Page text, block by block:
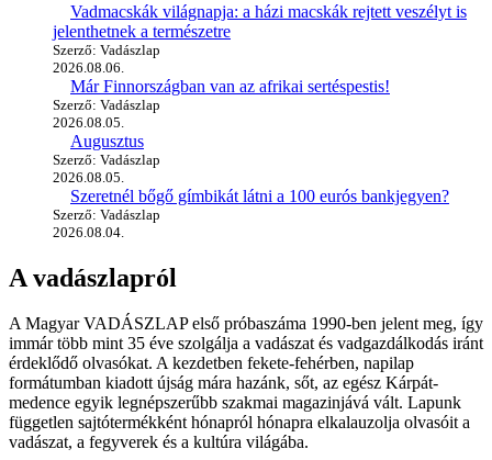
Vadmacskák világnapja: a házi macskák rejtett veszélyt is
jelenthetnek a természetre
Szerző: Vadászlap
2026.08.06.
Már Finnországban van az afrikai sertéspestis!
Szerző: Vadászlap
2026.08.05.
Augusztus
Szerző: Vadászlap
2026.08.05.
Szeretnél bőgő gímbikát látni a 100 eurós bankjegyen?
Szerző: Vadászlap
2026.08.04.
A vadászlapról
A Magyar VADÁSZLAP első próbaszáma 1990-ben jelent meg, így
immár több mint 35 éve szolgálja a vadászat és vadgazdálkodás iránt
érdeklődő olvasókat. A kezdetben fekete-fehérben, napilap
formátumban kiadott újság mára hazánk, sőt, az egész Kárpát-
medence egyik legnépszerűbb szakmai magazinjává vált. Lapunk
független sajtótermékként hónapról hónapra elkalauzolja olvasóit a
vadászat, a fegyverek és a kultúra világába.